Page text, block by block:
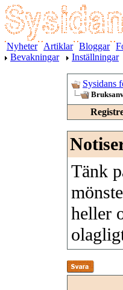
Nyheter Artiklar Bloggar
Bevakningar
Inställningar
Sysidans
Tänk
heller